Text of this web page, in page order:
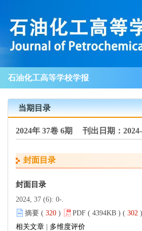
石油化工高等学校学报
当期目录
2024年 37卷 6期 刊出日期：2024-
封面目录
封面目录
2024, 37 (6): 0-.
摘要 ( 320 ) PDF ( 4394KB ) ( 302 )
相关文章
多维度评价